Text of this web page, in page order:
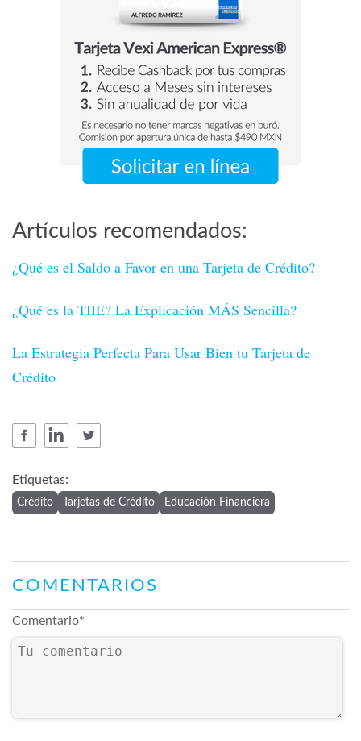
Artículos recomendados:
¿Qué es el Saldo a Favor en una Tarjeta de Crédito?
¿Qué es la TIIE? La Explicación MÁS Sencilla?
La Estrategia Perfecta Para Usar Bien tu Tarjeta de
Crédito
Etiquetas:
Crédito Tarjetas de Crédito Educación Financiera
COMENTARIOS
Comentario*